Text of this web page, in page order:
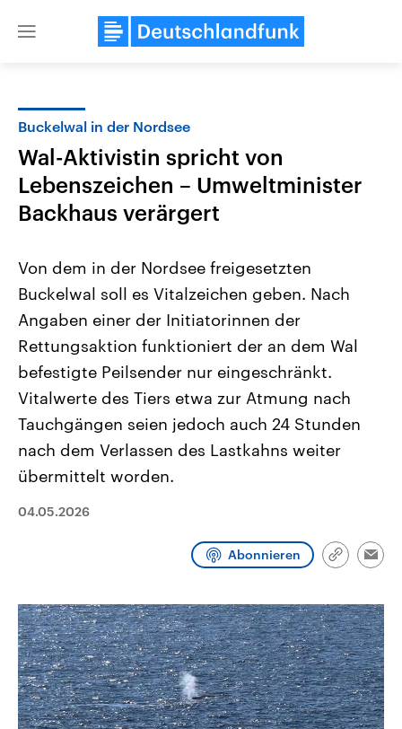
Close
Landtagswahl Sachsen-Anhalt
2026
Alle Informationen
Sachsen-Anhalt wählt am 6.
September 2026 einen neuen
Landtag. Seit 2021 wird das
Bundesland von einer Koalition aus
Umfragen, Prognosen,
Wahlprogramme, aktuelle Berichte
und Hintergründe zu den Parteien
und Kandidaten der anstehenden
Wahl.
Aktuelle Beiträge,
Hintergründe
Wirtschaftlich und
gehören die Vereinigten
den mächtigsten Ländern
mit großem Einfluss auf
Sendungen Programm Podcasts
Buckelwal in der Nordsee
Wal-Aktivistin spricht von
Lebenszeichen – Umweltminister
Backhaus verärgert
Von dem in der Nordsee freigesetzten
Buckelwal soll es Vitalzeichen geben. Nach
Angaben einer der Initiatorinnen der
Rettungsaktion funktioniert der an dem Wal
befestigte Peilsender nur eingeschränkt.
Vitalwerte des Tiers etwa zur Atmung nach
Tauchgängen seien jedoch auch 24 Stunden
nach dem Verlassen des Lastkahns weiter
übermittelt worden.
04.05.2026
Abonnieren
Link